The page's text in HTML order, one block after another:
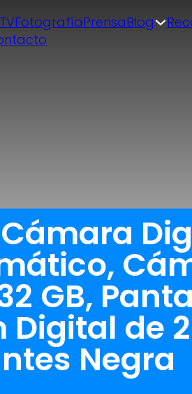
FotografíaPrensaBlog
GB,
Digital de
Negra